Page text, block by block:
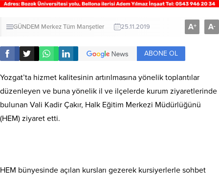
GÜNDEM MerkezTüm Manşetler 25.11.2019 A+ A-
ABONE OL
Yozgat’ta hizmet kalitesinin artırılmasına yönelik toplantılar
düzenleyen ve buna yönelik il ve ilçelerde kurum ziyaretlerinde
bulunan Vali Kadir Çakır, Halk Eğitim Merkezi Müdürlüğünü
(HEM) ziyaret etti.
HEM bünyesinde açılan kursları gezerek kursiyerlerle sohbet